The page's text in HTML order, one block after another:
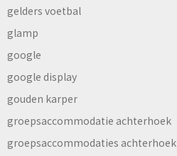
gelders voetbal
glamp
google
google display
gouden karper
groepsaccommodatie achterhoek
groepsaccommodaties achterhoek